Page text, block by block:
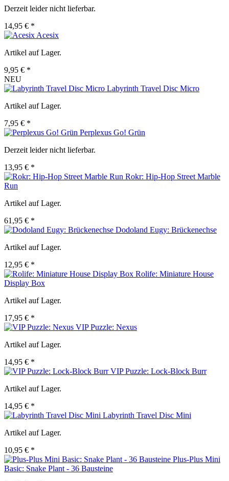
Derzeit leider nicht lieferbar.
14,95 € *
Acesix
Artikel auf Lager.
9,95 € *
NEU
Labyrinth Travel Disc Micro
Artikel auf Lager.
7,95 € *
Perplexus Go! Grün
Derzeit leider nicht lieferbar.
13,95 € *
Rokr: Hip-Hop Street Marble
Run
Artikel auf Lager.
61,95 € *
Dodoland Eugy: Brückenechse
Artikel auf Lager.
12,95 € *
Rolife: Miniature House
Display Box
Artikel auf Lager.
17,95 € *
VIP Puzzle: Nexus
Artikel auf Lager.
14,95 € *
VIP Puzzle: Lock-Block Burr
Artikel auf Lager.
14,95 € *
Labyrinth Travel Disc Mini
Artikel auf Lager.
10,95 € *
Plus-Plus Mini
Basic: Snake Plant - 36 Bausteine